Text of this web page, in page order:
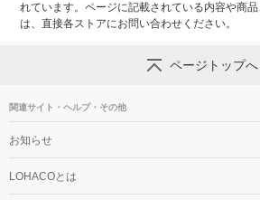
れています。ページに記載されている内容や商
は、直接各ストアにお問い合わせください。
ページトップへ
関連サイト・ヘルプ・その他
お知らせ
LOHACOとは